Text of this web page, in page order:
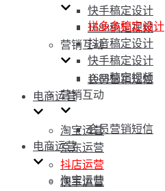
快手稿定设计
1688稿定视频
营销互动
会员营销短信
电商运营
淘宝运营
京东运营
抖店运营
快手运营
拼多多稿定设计
抖音稿定设计
快手稿定设计
1688稿定视频
营销互动
会员营销短信
电商运营
淘宝运营